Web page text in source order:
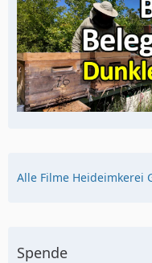
Alle Filme Heideimkerei
Spende